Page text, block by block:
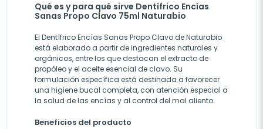
Qué es y para qué sirve Dentífrico Encías
Sanas Propo Clavo 75ml Naturabio
El Dentífrico Encías Sanas Propo Clavo de Naturabio
está elaborado a partir de ingredientes naturales y
orgánicos, entre los que destacan el extracto de
propóleo y el aceite esencial de clavo. Su
formulación específica está destinada a favorecer
una higiene bucal completa, con atención especial a
la salud de las encías y al control del mal aliento.
Beneficios del producto